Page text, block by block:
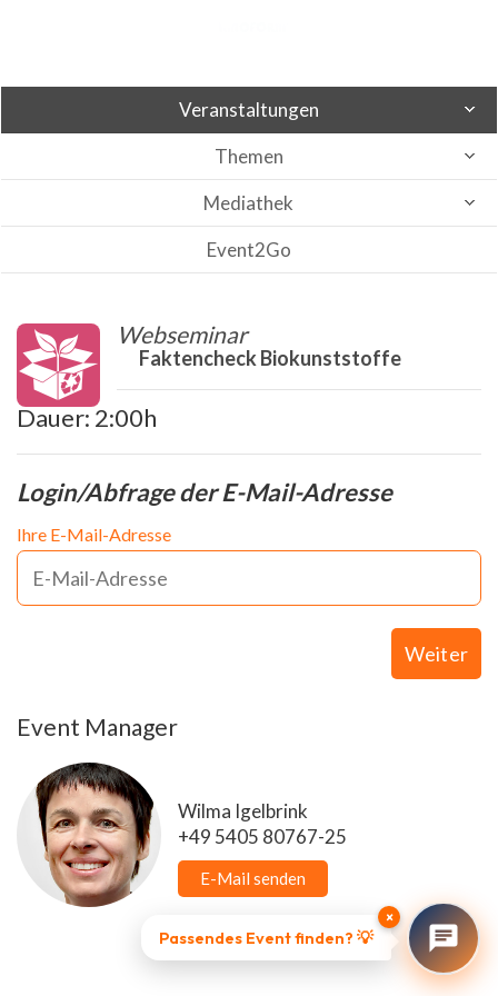
Veranstaltungen
Themen
Mediathek
Event2Go
Webseminar
Faktencheck Biokunststoffe
Dauer: 2:00h
Login/Abfrage der E-Mail-Adresse
Ihre E-Mail-Adresse
Weiter
Event Manager
Wilma Igelbrink
+49 5405 80767-25
E-Mail senden
×
Passendes Event finden? 💡